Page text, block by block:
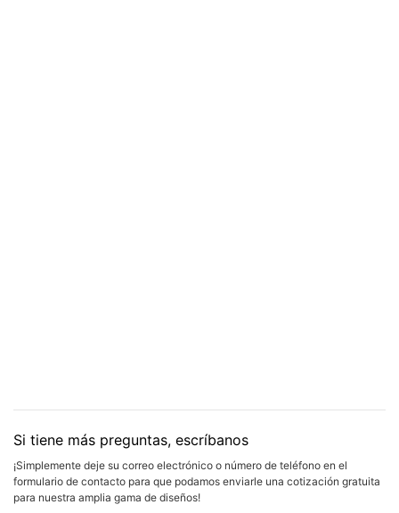
Si tiene más preguntas, escríbanos
¡Simplemente deje su correo electrónico o número de teléfono en el
formulario de contacto para que podamos enviarle una cotización gratuita
para nuestra amplia gama de diseños!